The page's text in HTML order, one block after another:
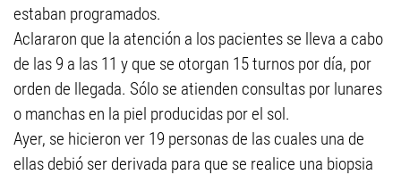
estaban programados.
Aclararon que la atención a los pacientes se lleva a cabo
de las 9 a las 11 y que se otorgan 15 turnos por día, por
orden de llegada. Sólo se atienden consultas por lunares
o manchas en la piel producidas por el sol.
Ayer, se hicieron ver 19 personas de las cuales una de
ellas debió ser derivada para que se realice una biopsia